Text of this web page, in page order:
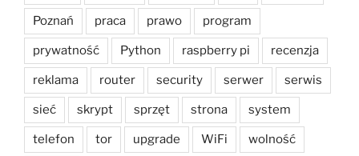
Poznań praca prawo program
prywatność Python raspberry pi recenzja
reklama router security serwer serwis
sieć skrypt sprzęt strona system
telefon tor upgrade WiFi wolność